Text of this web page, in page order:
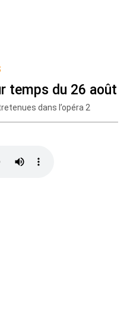
temps du 26 août
dans l’opéra 2